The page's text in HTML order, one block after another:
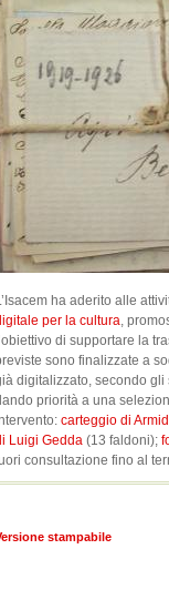
ha aderito alle
per la cultura,
di supportare la
sono finalizzate a
digitalizzato, secondo
priorità a una
carteggio di
Luigi Gedda (13 faldoni);
consultazione fino al
stampabile